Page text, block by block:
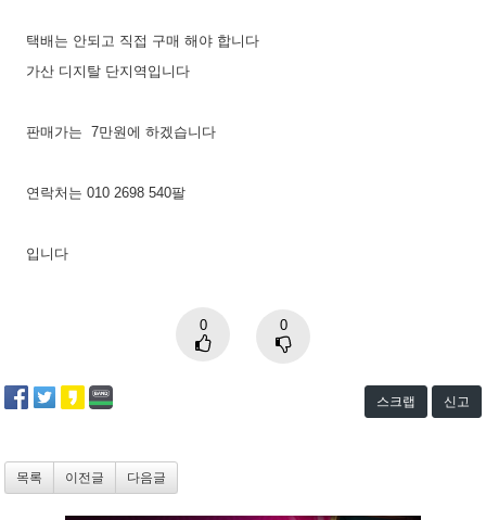
택배는 안되고 직접 구매 해야 합니다
가산 디지탈 단지역입니다
판매가는 7만원에 하겠습니다
연락처는 010 2698 540팔
입니다
0 0
스크랩 신고
목록 이전글 다음글